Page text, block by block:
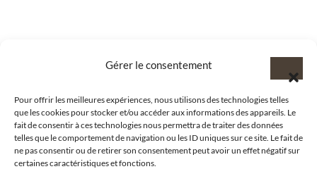
Gérer le consentement
Pour offrir les meilleures expériences, nous utilisons des technologies telles
que les cookies pour stocker et/ou accéder aux informations des appareils. Le
fait de consentir à ces technologies nous permettra de traiter des données
telles que le comportement de navigation ou les ID uniques sur ce site. Le fait de
ne pas consentir ou de retirer son consentement peut avoir un effet négatif sur
certaines caractéristiques et fonctions.